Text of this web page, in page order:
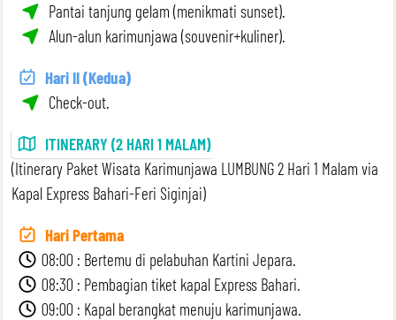
Pantai tanjung gelam (menikmati sunset).
Alun-alun karimunjawa (souvenir+kuliner).
Hari II (Kedua)
Check-out.
ITINERARY (2 HARI 1 MALAM)
(Itinerary Paket Wisata Karimunjawa LUMBUNG 2 Hari 1 Malam via
Kapal Express Bahari-Feri Siginjai)
Hari Pertama
08:00 : Bertemu di pelabuhan Kartini Jepara.
08:30 : Pembagian tiket kapal Express Bahari.
09:00 : Kapal berangkat menuju karimunjawa.